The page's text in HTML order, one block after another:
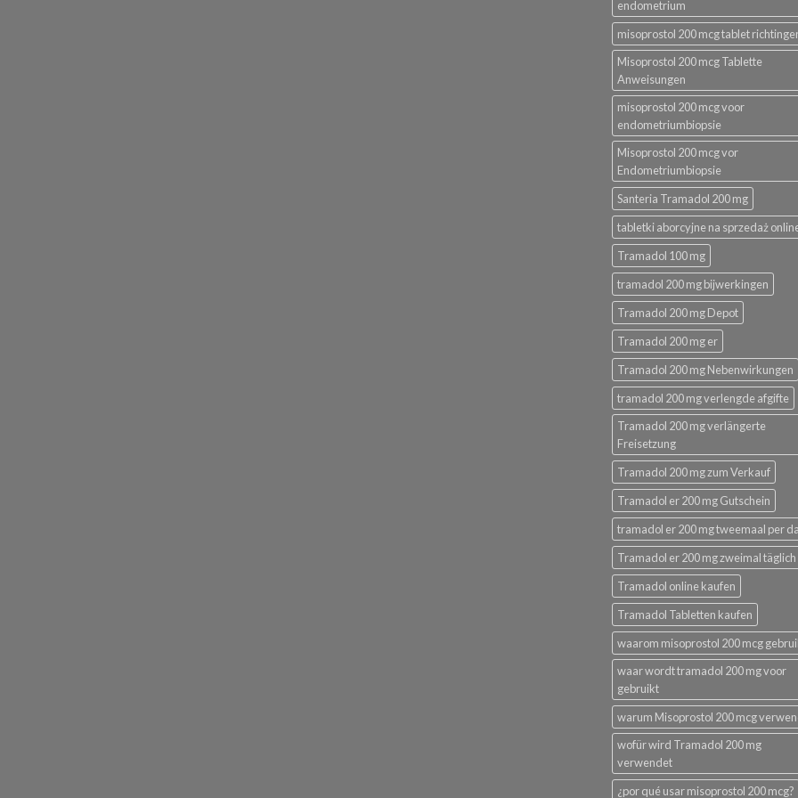
endometrium
misoprostol 200 mcg tablet
Misoprostol 200 mcg Tablette
Anweisungen
misoprostol 200 mcg voor
endometriumbiopsie
Misoprostol 200 mcg vor
Endometriumbiopsie
Santeria Tramadol 200 mg
tabletki aborcyjne na sprzedaż
Tramadol 100 mg
tramadol 200 mg bijwerkingen
Tramadol 200 mg Depot
Tramadol 200 mg er
Tramadol 200 mg Nebenwirkungen
tramadol 200 mg verlengde afgifte
Tramadol 200 mg verlängerte
Freisetzung
Tramadol 200 mg zum Verkauf
Tramadol er 200 mg Gutschein
tramadol er 200 mg tweemaal per
Tramadol er 200 mg zweimal täglich
Tramadol online kaufen
Tramadol Tabletten kaufen
waarom misoprostol 200 mcg
waar wordt tramadol 200 mg voor
gebruikt
warum Misoprostol 200 mcg
wofür wird Tramadol 200 mg
verwendet
¿por qué usar misoprostol 200 mcg?